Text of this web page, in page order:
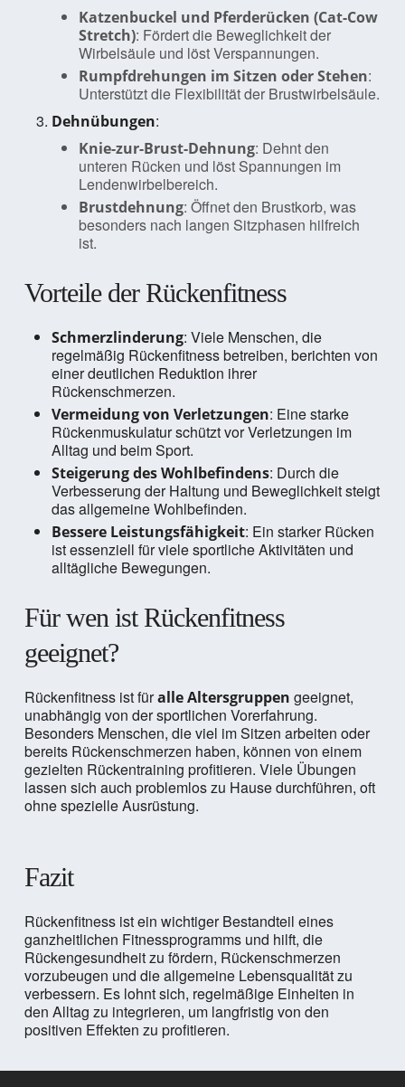
Katzenbuckel und Pferderücken (Cat-Cow
Stretch): Fördert die Beweglichkeit der
Wirbelsäule und löst Verspannungen.
Rumpfdrehungen im Sitzen oder Stehen:
Unterstützt die Flexibilität der Brustwirbelsäule.
Dehnübungen:
Knie-zur-Brust-Dehnung: Dehnt den
unteren Rücken und löst Spannungen im
Lendenwirbelbereich.
Brustdehnung: Öffnet den Brustkorb, was
besonders nach langen Sitzphasen hilfreich
ist.
Vorteile der Rückenfitness
Schmerzlinderung: Viele Menschen, die
regelmäßig Rückenfitness betreiben, berichten von
einer deutlichen Reduktion ihrer
Rückenschmerzen.
Vermeidung von Verletzungen: Eine starke
Rückenmuskulatur schützt vor Verletzungen im
Alltag und beim Sport.
Steigerung des Wohlbefindens: Durch die
Verbesserung der Haltung und Beweglichkeit steigt
das allgemeine Wohlbefinden.
Bessere Leistungsfähigkeit: Ein starker Rücken
ist essenziell für viele sportliche Aktivitäten und
alltägliche Bewegungen.
Für wen ist Rückenfitness
geeignet?
Rückenfitness ist füralle Altersgruppen geeignet,
unabhängig von der sportlichen Vorerfahrung.
Besonders Menschen, die viel im Sitzen arbeiten oder
bereits Rückenschmerzen haben, können von einem
gezielten Rückentraining profitieren. Viele Übungen
lassen sich auch problemlos zu Hause durchführen, oft
ohne spezielle Ausrüstung.
Fazit
Rückenfitness ist ein wichtiger Bestandteil eines
ganzheitlichen Fitnessprogramms und hilft, die
Rückengesundheit zu fördern, Rückenschmerzen
vorzubeugen und die allgemeine Lebensqualität zu
verbessern. Es lohnt sich, regelmäßige Einheiten in
den Alltag zu integrieren, um langfristig von den
positiven Effekten zu profitieren.